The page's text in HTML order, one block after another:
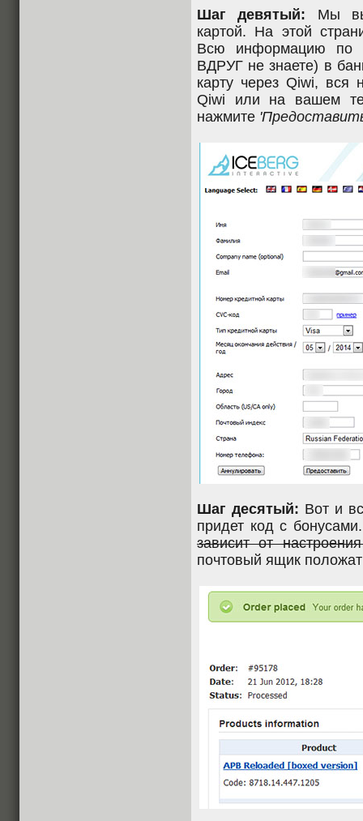
Шаг девятый: Мы
картой. На этой
Всю информацию по
ВДРУГ не знаете) в
карту через Qiwi, вся
Qiwi или на вашем
нажмите
Шаг десятый: Вот и
придет код с
зависит от
почтовый ящик положат